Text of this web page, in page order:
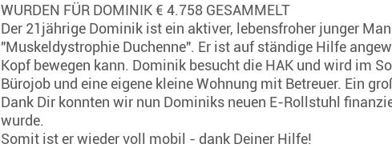
WURDEN FÜR DOMINIK € 4.758 GESAMMELT
Der 21jährige Dominik ist ein aktiver, lebensfroher junger
"Muskeldystrophie Duchenne". Er ist auf ständige Hilfe
Kopf bewegen kann. Dominik besucht die HAK und wird im
Bürojob und eine eigene kleine Wohnung mit Betreuer. Ein
Dank Dir konnten wir nun Dominiks neuen E-Rollstuhl
wurde.
Somit ist er wieder voll mobil - dank Deiner Hilfe!